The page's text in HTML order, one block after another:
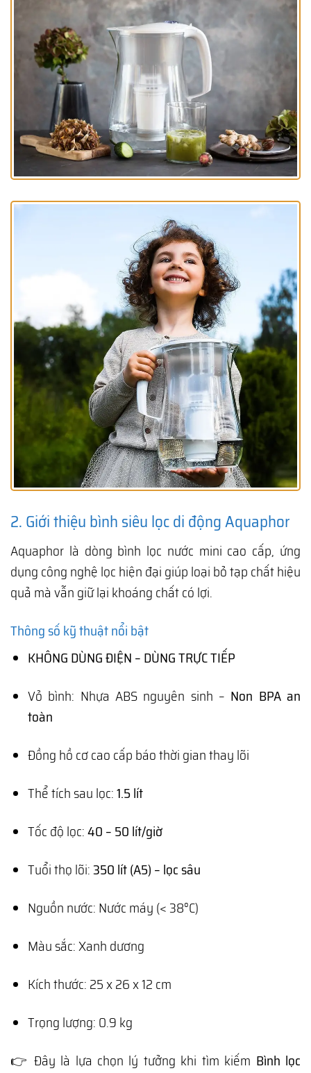
2. Giới thiệu bình siêu lọc di động Aquaphor
Aquaphor là dòng bình lọc nước mini cao cấp, ứng
dụng công nghệ lọc hiện đại giúp loại bỏ tạp chất hiệu
quả mà vẫn giữ lại khoáng chất có lợi.
Thông số kỹ thuật nổi bật
KHÔNG DÙNG ĐIỆN – DÙNG TRỰC TIẾP
Vỏ bình: Nhựa ABS nguyên sinh – Non BPA an
toàn
Đồng hồ cơ cao cấp báo thời gian thay lõi
Thể tích sau lọc:1.5 lít
Tốc độ lọc:40 – 50 lít/giờ
Tuổi thọ lõi:350 lít (A5) – lọc sâu
Nguồn nước: Nước máy (< 38°C)
Màu sắc: Xanh dương
Kích thước: 25 x 26 x 12 cm
Trọng lượng: 0.9 kg
👉 Đây là lựa chọn lý tưởng khi tìm kiếm Bình lọc